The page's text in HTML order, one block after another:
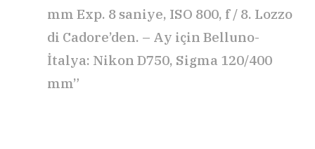
mm Exp. 8 saniye, ISO 800, f / 8. Lozzo
di Cadore’den. – Ay için Belluno-
İtalya: Nikon D750, Sigma 120/400
mm”